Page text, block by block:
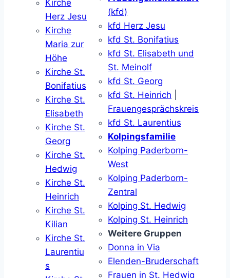
Kirche
Herz Jesu
Kirche
Maria zur
Höhe
Kirche St.
Bonifatius
Kirche St.
Elisabeth
Kirche St.
Georg
Kirche St.
Hedwig
Kirche St.
Heinrich
Kirche St.
Kilian
Kirche St.
Laurentiu
s
(kfd)
kfd Herz Jesu
kfd St. Bonifatius
kfd St. Elisabeth und
St. Meinolf
kfd St. Georg
kfd St. Heinrich
Frauengesprächskreis
kfd St. Laurentius
Kolpingsfamilie
Kolping Paderborn-
West
Kolping Paderborn-
Zentral
Kolping St. Hedwig
Kolping St. Heinrich
Weitere Gruppen
Donna in Via
Elenden-Bruderschaft
Frauen in St. Hedwig